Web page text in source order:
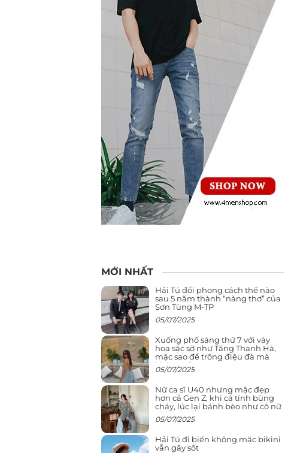
MỚI NHẤT
Hải Tú đổi phong cách thế nào
sau 5 năm thành “nàng thơ” của
Sơn Tùng M-TP
05/07/2025
Xuống phố sáng thứ 7 với váy
hoa sặc sỡ như Tăng Thanh Hà,
mặc sao để trông điệu đà mà
không sến
05/07/2025
Nữ ca sĩ U40 nhưng mặc đẹp
hơn cả Gen Z, khi cá tính bùng
cháy, lúc lại bánh bèo như cô nữ
chính ngôn tình
05/07/2025
Hải Tú đi biển không mặc bikini
vẫn gây sốt